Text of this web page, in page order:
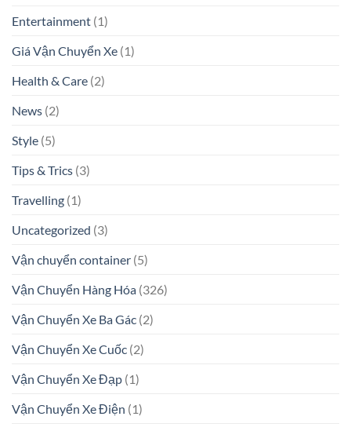
Entertainment (1)
Giá Vận Chuyển Xe (1)
Health & Care (2)
News (2)
Style (5)
Tips & Trics (3)
Travelling (1)
Uncategorized (3)
Vận chuyển container (5)
Vận Chuyển Hàng Hóa (326)
Vận Chuyển Xe Ba Gác (2)
Vận Chuyển Xe Cuốc (2)
Vận Chuyển Xe Đạp (1)
Vận Chuyển Xe Điện (1)